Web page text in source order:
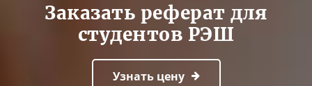
Заказать реферат для
студентов РЭШ
Узнать цену